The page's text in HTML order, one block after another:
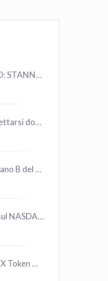
BITCOIN, CRYPTO: STANNO COMPRANDO TUTTI (GUARDA QUESTI DATI), EPPURE…
BITCOIN cosa aspettarsi dopo il “Crollo”? – CryptoMonday NEWS w16/’21
BITCOIN è ora il Piano B del Mondo
COINBASE COIN sul NASDAQ e le CRYPTO volano!
Come ottenere MEX Token GRATIS su Elrond ?